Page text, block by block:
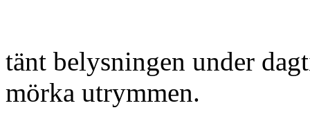
tänt belysningen under
mörka utrymmen.